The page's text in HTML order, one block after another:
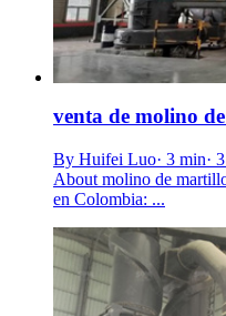
venta de molino
By Huifei Luo· 3 min·
About molino de
en Colombia: ...